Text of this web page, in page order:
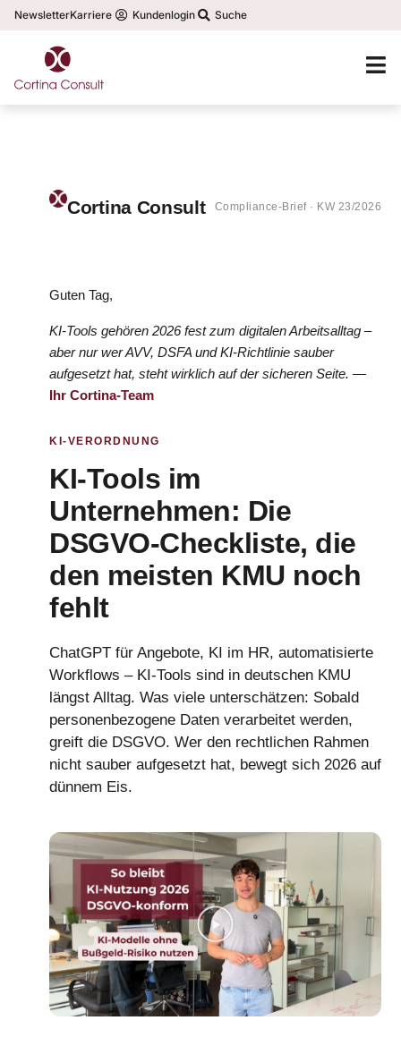
NewsletterKarriere Kundenlogin Suche
Cortina Consult Compliance-Brief · KW 23/2026
Guten Tag,
KI-Tools gehören 2026 fest zum digitalen Arbeitsalltag –
aber nur wer AVV, DSFA und KI-Richtlinie sauber
aufgesetzt hat, steht wirklich auf der sicheren Seite. —
Ihr Cortina-Team
KI-VERORDNUNG
KI-Tools im
Unternehmen: Die
DSGVO-Checkliste, die
den meisten KMU noch
fehlt
ChatGPT für Angebote, KI im HR, automatisierte
Workflows – KI-Tools sind in deutschen KMU
längst Alltag. Was viele unterschätzen: Sobald
personenbezogene Daten verarbeitet werden,
greift die DSGVO. Wer den rechtlichen Rahmen
nicht sauber aufgesetzt hat, bewegt sich 2026 auf
dünnem Eis.